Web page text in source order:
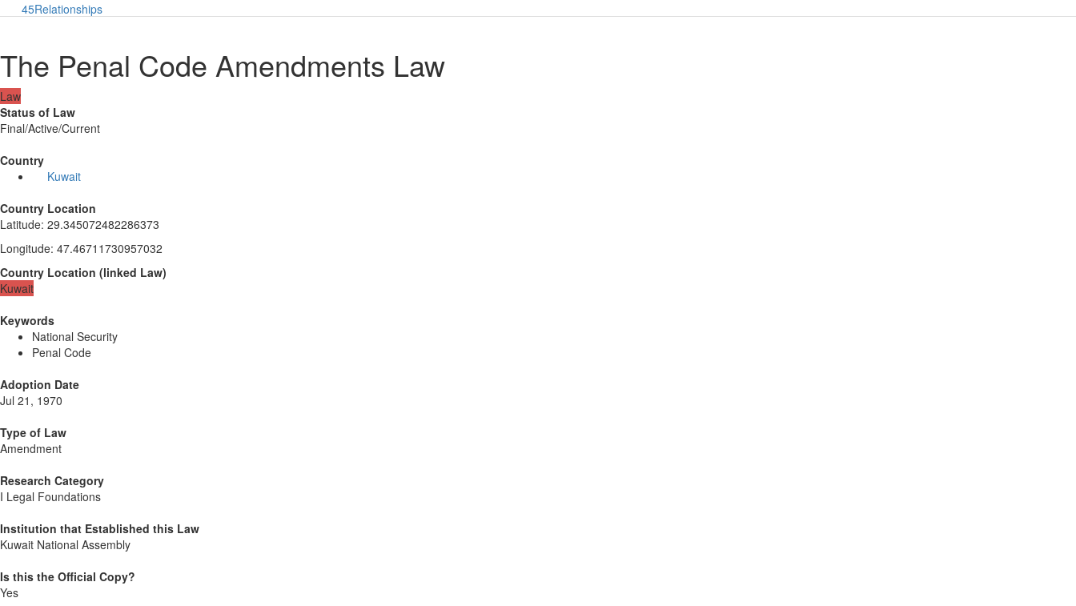
45Relationships
The Penal Code Amendments Law
Law
Status of Law
Final/Active/Current
Country
Kuwait
Country Location
Latitude: 29.345072482286373
Longitude: 47.46711730957032
Country Location (linked Law)
Kuwait
Keywords
National Security
Penal Code
Adoption Date
Jul 21, 1970
Type of Law
Amendment
Research Category
I Legal Foundations
Institution that Established this Law
Kuwait National Assembly
Is this the Official Copy?
Yes